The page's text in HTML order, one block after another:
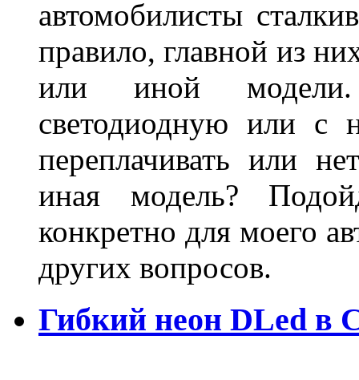
автомобилисты
правило, главной из
или иной
светодиодную или с
переплачивать или
иная модель?
конкретно для моего
других вопросов.
Гибкий неон DLed в